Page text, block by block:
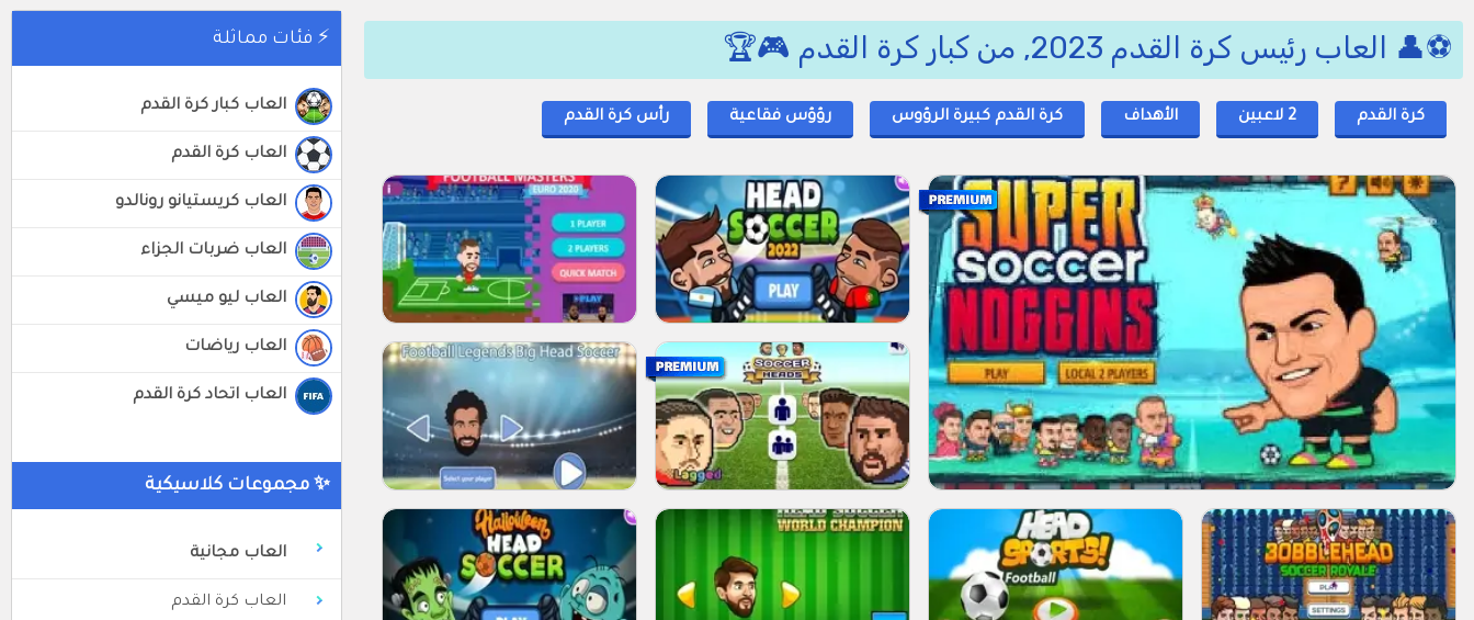
⚡ فئات مماثلة
العاب كبار كرة القدم
العاب كرة القدم
العاب كريستيانو رونالدو
العاب ضربات الجزاء
العاب ليو ميسي
العاب رياضات
العاب اتحاد كرة القدم
✨ مجموعات كلاسيكية
العاب مجانية
العاب كرة القدم
⚽👤 العاب رئيس كرة القدم 2023, من كبار كرة القدم 🎮🏆
كرة القدم 2 لاعبين الأهداف كرة القدم كبيرة الرؤوس رؤؤس فقاعية رأس كرة القدم